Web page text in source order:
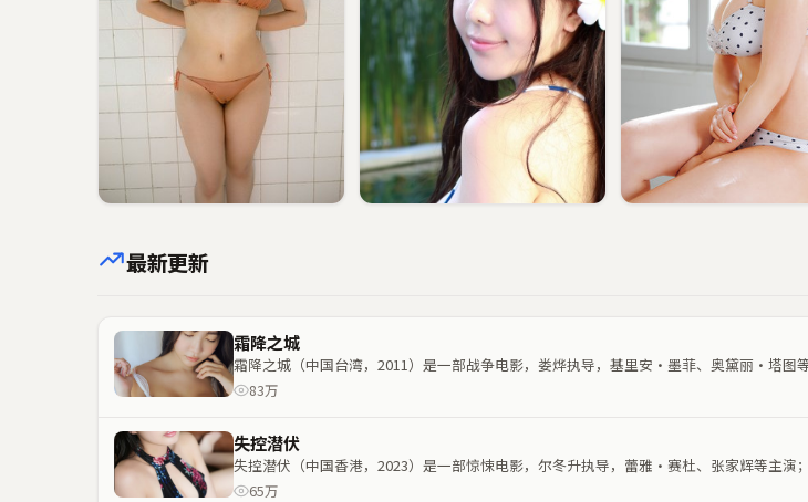
最新更新
霜降之城
霜降之城（中国台湾，2011）是一部战争电影，娄烨执导，基里安·墨菲、奥黛丽·塔图
83万
失控潜伏
失控潜伏（中国香港，2023）是一部惊悚电影，尔冬升执导，蕾雅·赛杜、张家辉等主演
65万